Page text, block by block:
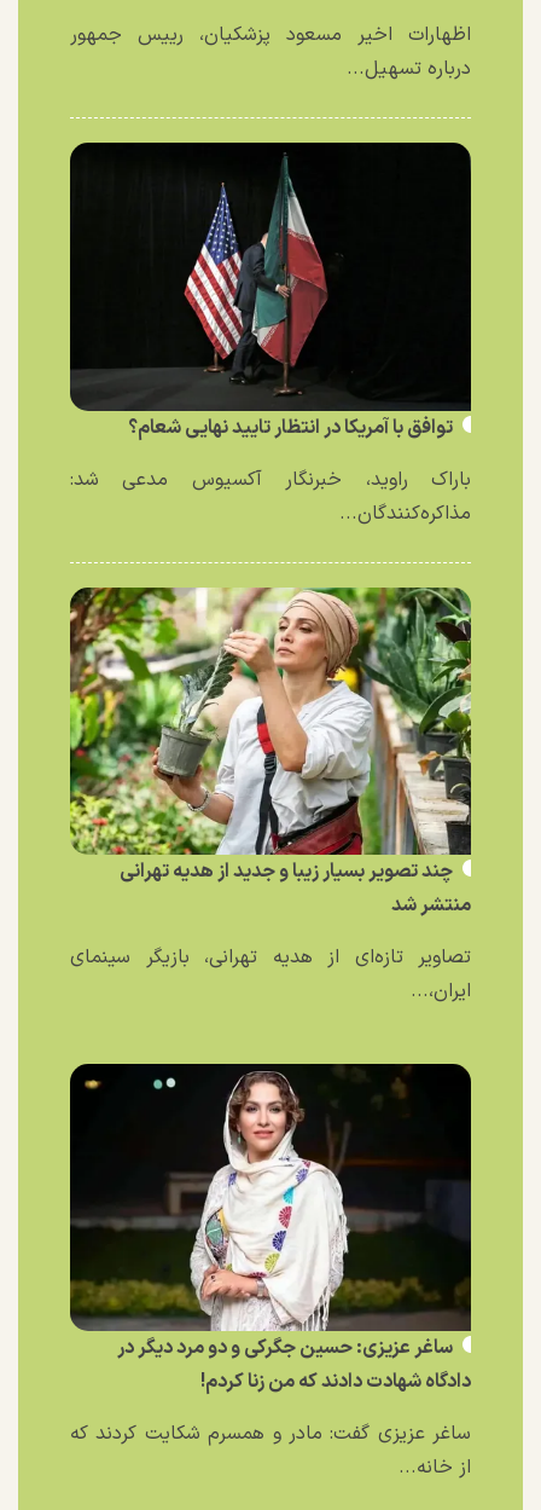
اظهارات اخیر مسعود پزشکیان، رییس جمهور
درباره تسهیل...
توافق با آمریکا در انتظار تایید نهایی شعام؟
باراک راوید، خبرنگار آکسیوس مدعی شد:
مذاکره‌کنندگان...
چند تصویر بسیار زیبا و جدید از هدیه تهرانی
منتشر شد
تصاویر تازه‌ای از هدیه تهرانی، بازیگر سینمای
ایران،...
ساغر عزیزی: حسین جگرکی و دو مرد دیگر در
دادگاه شهادت دادند که من زنا کردم!
ساغر عزیزی گفت: مادر و همسرم شکایت کردند که
از خانه...